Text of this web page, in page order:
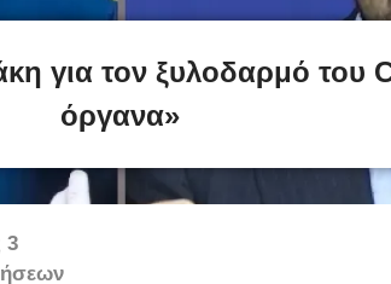
για τον ξυλοδαρμό του
όργανα»
3